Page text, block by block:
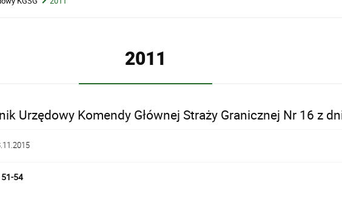
2011
Urzędowy Komendy Głównej Straży Granicznej Nr 16 z
51-54